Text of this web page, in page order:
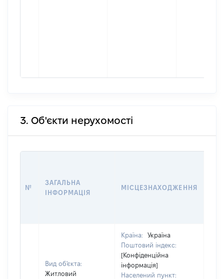
3. Об'єкти нерухомості
№
ЗАГАЛЬНА
ІНФОРМАЦІЯ
МІСЦЕЗНАХОДЖЕННЯ
Вид об'єкта:
Житловий
Країна:
Україна
Поштовий індекс:
[Конфіденційна
інформація]
Населений пункт: